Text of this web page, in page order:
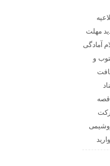
مهلت
آمادگی
و